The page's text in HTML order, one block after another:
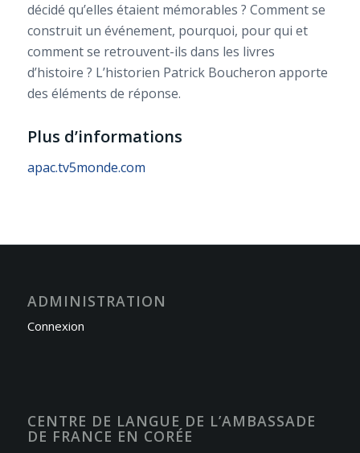
décidé qu’elles étaient mémorables ? Comment se
construit un événement, pourquoi, pour qui et
comment se retrouvent-ils dans les livres
d’histoire ? L’historien Patrick Boucheron apporte
des éléments de réponse.
Plus d’informations
apac.tv5monde.com
ADMINISTRATION
Connexion
CENTRE DE LANGUE DE L’AMBASSADE
DE FRANCE EN CORÉE